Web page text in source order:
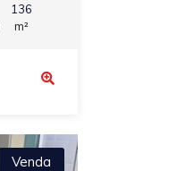
136
m²
Venda